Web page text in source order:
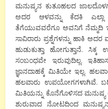
ಮನುಷ್ಯನ ಕುತೂಹಲದ
ಅದರ
ಆಳವನ್ನು ಕೆದಕಿ ಎಲ್ಲಾ
ತೆಗೆಯುವವರೆಗೂ ಅವನಿಗೆ ನೆಮ್ಮದಿ
ಸಾವಿರಾರು ಪ್ರಶ್ನೆಗಳನ್ನು ಹಾಕಿ ಅದರ
ಹುಡುಕುತ್ತಾ ಹೋಗುತ್ತಾನೆ. ಸಿಕ್ಕ
ಸಂಬಂಧವೇ
ಇರುವುದಿಲ್ಲ.
ಜ್ಞಾನದಾಹಕ್ಕೆ ಮಿತಿಯೇ ಇಲ್ಲ.
ಹಲವಾರು ಉಪಯೋಗಗಳಾಗಿವೆ.
ಮಿತಿಯನ್ನು ಕೊನೆಗೊಳಿಸದ ಮನುಷ್ಯ
ಶುರುವಾದ ನೋಟದಿಂದ